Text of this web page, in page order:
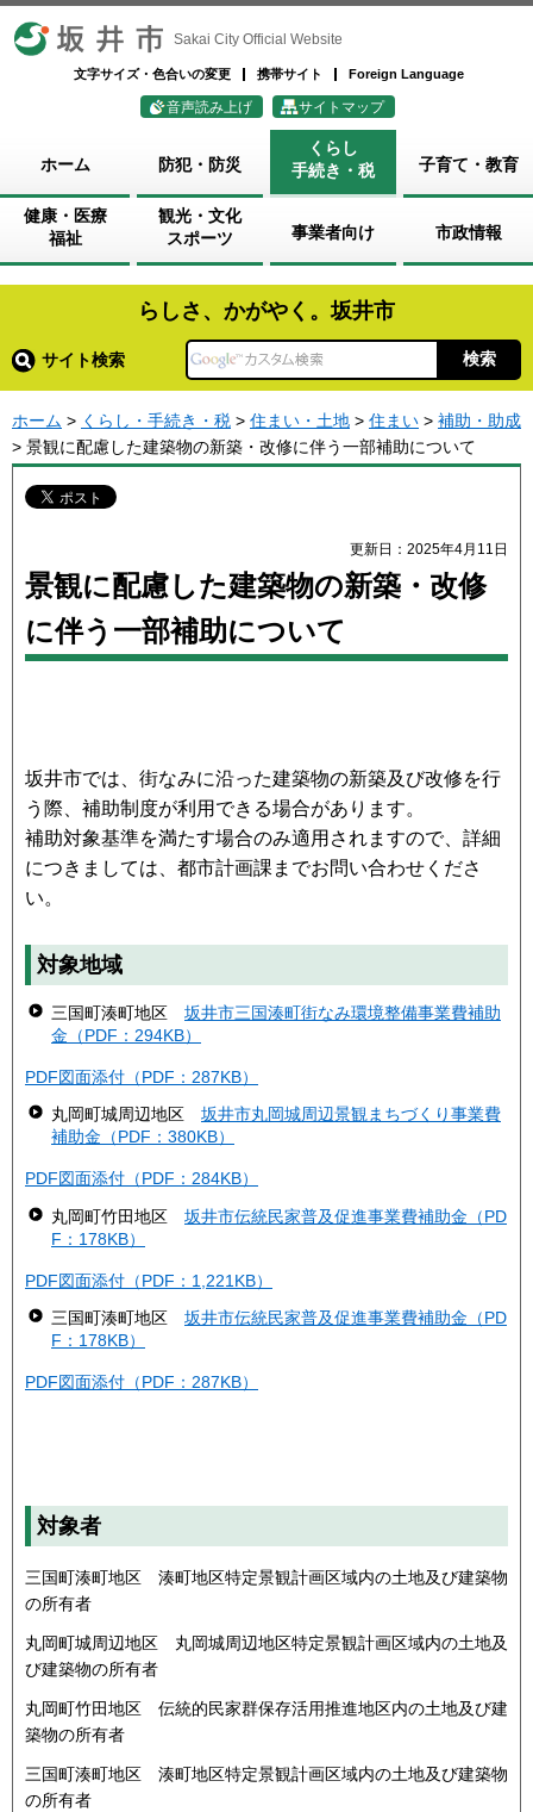
坂井市 Sakai City Official Website
文字サイズ・色合いの変更 携帯サイト Foreign Language
音声読み上げ サイトマップ
ホーム 防犯・防災
くらし
手続き・税
子育て・教育
健康・医療
福祉
観光・文化
スポーツ
事業者向け 市政情報
らしさ、かがやく。坂井市
サイト検索
ホーム > くらし・手続き・税 > 住まい・土地 > 住まい > 補助・助成
> 景観に配慮した建築物の新築・改修に伴う一部補助について
更新日：2025年4月11日
景観に配慮した建築物の新築・改修
に伴う一部補助について
坂井市では、街なみに沿った建築物の新築及び改修を行
う際、補助制度が利用できる場合があります。
補助対象基準を満たす場合のみ適用されますので、詳細
につきましては、都市計画課までお問い合わせくださ
い。
対象地域
三国町湊町地区 坂井市三国湊町街なみ環境整備事業費補助
金（PDF：294KB）
PDF図面添付（PDF：287KB）
丸岡町城周辺地区 坂井市丸岡城周辺景観まちづくり事業費
補助金（PDF：380KB）
PDF図面添付（PDF：284KB）
丸岡町竹田地区 坂井市伝統民家普及促進事業費補助金（PD
F：178KB）
PDF図面添付（PDF：1,221KB）
三国町湊町地区 坂井市伝統民家普及促進事業費補助金（PD
F：178KB）
PDF図面添付（PDF：287KB）
対象者
三国町湊町地区 湊町地区特定景観計画区域内の土地及び建築物
の所有者
丸岡町城周辺地区 丸岡城周辺地区特定景観計画区域内の土地及
び建築物の所有者
丸岡町竹田地区 伝統的民家群保存活用推進地区内の土地及び建
築物の所有者
三国町湊町地区 湊町地区特定景観計画区域内の土地及び建築物
の所有者